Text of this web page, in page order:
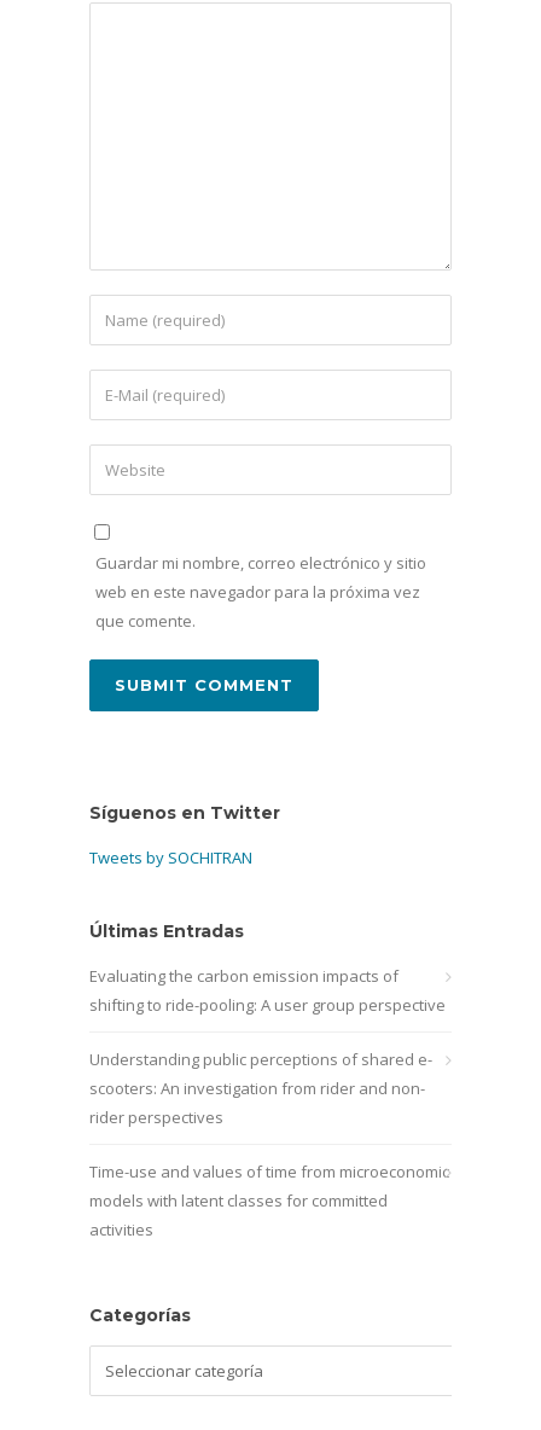
Guardar mi nombre, correo electrónico y sitio
web en este navegador para la próxima vez
que comente.
Síguenos en Twitter
Tweets by SOCHITRAN
Últimas Entradas
Evaluating the carbon emission impacts of
shifting to ride-pooling: A user group perspective
Understanding public perceptions of shared e-
scooters: An investigation from rider and non-
rider perspectives
Time-use and values of time from microeconomic
models with latent classes for committed
activities
Categorías